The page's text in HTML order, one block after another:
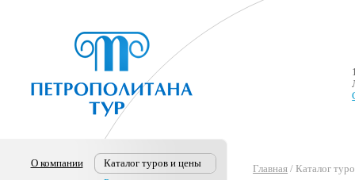
О компании
Каталог туров и цены
Главная / Каталог